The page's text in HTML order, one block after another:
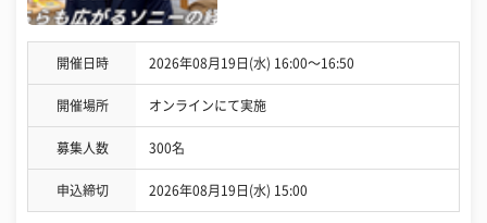
開催日時 2026年08月19日(水) 16:00〜16:50
開催場所 オンラインにて実施
募集人数 300名
申込締切 2026年08月19日(水) 15:00